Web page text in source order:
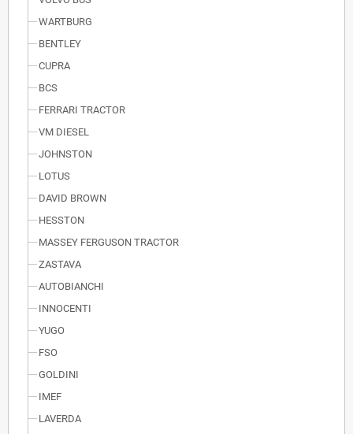
WARTBURG
BENTLEY
CUPRA
BCS
FERRARI TRACTOR
VM DIESEL
JOHNSTON
LOTUS
DAVID BROWN
HESSTON
MASSEY FERGUSON TRACTOR
ZASTAVA
AUTOBIANCHI
INNOCENTI
YUGO
FSO
GOLDINI
IMEF
LAVERDA